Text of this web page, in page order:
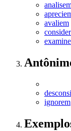
avaliem
ignorem